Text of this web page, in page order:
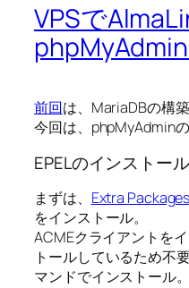
VPSで
前回は、MariaDBの構築
今回は、phpMyAdminの
EPELのインストール
まずは、 Extra
をインストール。
ACMEクライアントを
トールしているため不
マンドでインストール。